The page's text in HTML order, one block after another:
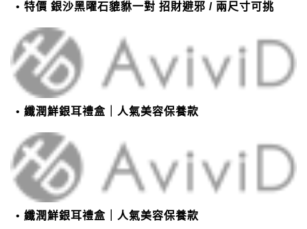
特價 銀沙黑曜石貔貅一對 招財避邪 / 兩尺寸可挑
纖潤鮮銀耳禮盒｜人氣美容保養款
纖潤鮮銀耳禮盒｜人氣美容保養款